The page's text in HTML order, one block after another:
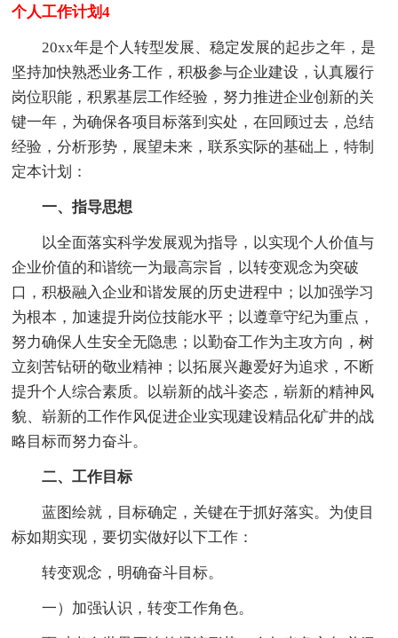
个人工作计划4
20xx年是个人转型发展、稳定发展的起步之年，是
坚持加快熟悉业务工作，积极参与企业建设，认真履行
岗位职能，积累基层工作经验，努力推进企业创新的关
键一年，为确保各项目标落到实处，在回顾过去，总结
经验，分析形势，展望未来，联系实际的基础上，特制
定本计划：
一、指导思想
以全面落实科学发展观为指导，以实现个人价值与
企业价值的和谐统一为最高宗旨，以转变观念为突破
口，积极融入企业和谐发展的历史进程中；以加强学习
为根本，加速提升岗位技能水平；以遵章守纪为重点，
努力确保人生安全无隐患；以勤奋工作为主攻方向，树
立刻苦钻研的敬业精神；以拓展兴趣爱好为追求，不断
提升个人综合素质。以崭新的战斗姿态，崭新的精神风
貌、崭新的工作作风促进企业实现建设精品化矿井的战
略目标而努力奋斗。
二、工作目标
蓝图绘就，目标确定，关键在于抓好落实。为使目
标如期实现，要切实做好以下工作：
转变观念，明确奋斗目标。
一）加强认识，转变工作角色。